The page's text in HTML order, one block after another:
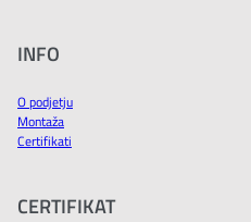
INFO
O podjetju
Montaža
Certifikati
CERTIFIKAT